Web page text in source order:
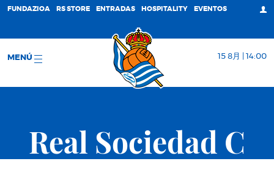
FUNDAZIOA RS STORE ENTRADAS HOSPITALITY EVENTOS
MENÚ 15 8月 | 14:00
Real Sociedad C